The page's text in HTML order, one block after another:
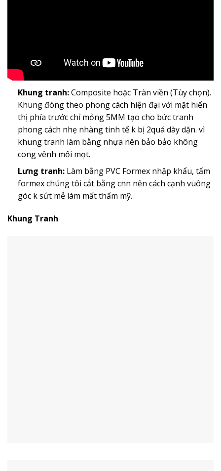
Khung tranh:Composite hoặc Tràn viền (Tùy chọn).
Khung đóng theo phong cách hiện đại với mặt hiển
thị phía trước chỉ mỏng 5MM tạo cho bức tranh
phong cách nhẹ nhàng tinh tế k bị 2quá dày dặn. vì
khung tranh làm bằng nhựa nên bảo bảo không
cong vênh mối mọt.
Lưng tranh:Làm bằng PVC Formex nhập khẩu, tấm
formex chúng tôi cắt bằng cnn nên cách cạnh vuông
góc k sứt mẻ làm mất thẩm mỹ.
Khung Tranh